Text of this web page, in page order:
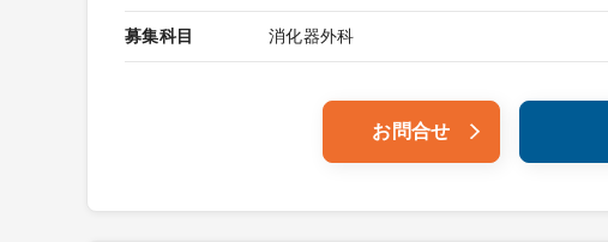
募集科目 消化器外科
お問合せ